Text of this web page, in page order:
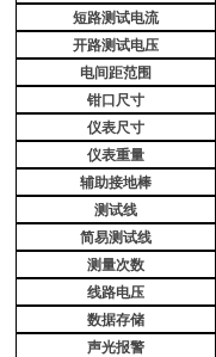
短路测试电流
开路测试电压
电间距范围
钳口尺寸
仪表尺寸
仪表重量
辅助接地棒
测试线
简易测试线
测量次数
线路电压
数据存储
声光报警